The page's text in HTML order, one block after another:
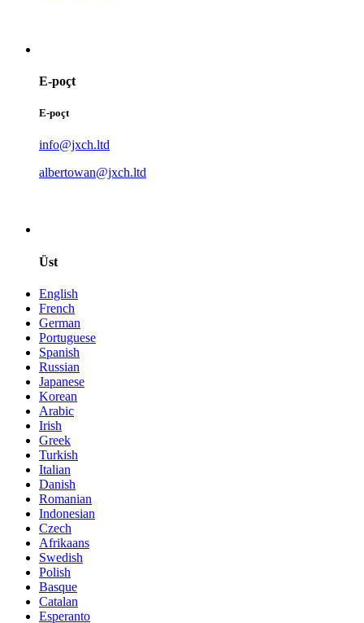
E-poçt
E-poçt
info@jxch.ltd
albertowan@jxch.ltd
Üst
English
French
German
Portuguese
Spanish
Russian
Japanese
Korean
Arabic
Irish
Greek
Turkish
Italian
Danish
Romanian
Indonesian
Czech
Afrikaans
Swedish
Polish
Basque
Catalan
Esperanto